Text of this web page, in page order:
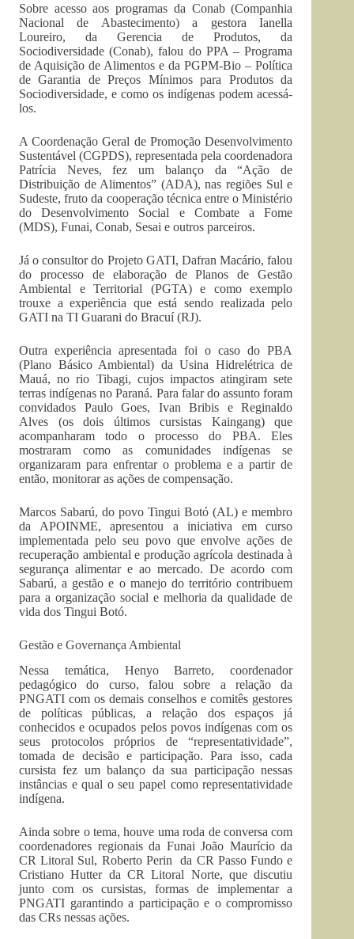
Sobre acesso aos programas da Conab (Companhia
Nacional de Abastecimento) a gestora Ianella
Loureiro, da Gerencia de Produtos, da
Sociodiversidade (Conab), falou do PPA – Programa
de Aquisição de Alimentos e da PGPM-Bio – Política
de Garantia de Preços Mínimos para Produtos da
Sociodiversidade, e como os indígenas podem acessá-
los.
A Coordenação Geral de Promoção Desenvolvimento
Sustentável (CGPDS), representada pela coordenadora
Patrícia Neves, fez um balanço da “Ação de
Distribuição de Alimentos” (ADA), nas regiões Sul e
Sudeste, fruto da cooperação técnica entre o Ministério
do Desenvolvimento Social e Combate a Fome
(MDS), Funai, Conab, Sesai e outros parceiros.
Já o consultor do Projeto GATI, Dafran Macário, falou
do processo de elaboração de Planos de Gestão
Ambiental e Territorial (PGTA) e como exemplo
trouxe a experiência que está sendo realizada pelo
GATI na TI Guarani do Bracuí (RJ).
Outra experiência apresentada foi o caso do PBA
(Plano Básico Ambiental) da Usina Hidrelétrica de
Mauá, no rio Tibagi, cujos impactos atingiram sete
terras indígenas no Paraná. Para falar do assunto foram
convidados Paulo Goes, Ivan Bribis e Reginaldo
Alves (os dois últimos cursistas Kaingang) que
acompanharam todo o processo do PBA. Eles
mostraram como as comunidades indígenas se
organizaram para enfrentar o problema e a partir de
então, monitorar as ações de compensação.
Marcos Sabarú, do povo Tingui Botó (AL) e membro
da APOINME, apresentou a iniciativa em curso
implementada pelo seu povo que envolve ações de
recuperação ambiental e produção agrícola destinada à
segurança alimentar e ao mercado. De acordo com
Sabarú, a gestão e o manejo do território contribuem
para a organização social e melhoria da qualidade de
vida dos Tingui Botó.
Gestão e Governança Ambiental
Nessa temática, Henyo Barreto, coordenador
pedagógico do curso, falou sobre a relação da
PNGATI com os demais conselhos e comitês gestores
de políticas públicas, a relação dos espaços já
conhecidos e ocupados pelos povos indígenas com os
seus protocolos próprios de “representatividade”,
tomada de decisão e participação. Para isso, cada
cursista fez um balanço da sua participação nessas
instâncias e qual o seu papel como representatividade
indígena.
Ainda sobre o tema, houve uma roda de conversa com
coordenadores regionais da Funai João Maurício da
CR Litoral Sul, Roberto Perin da CR Passo Fundo e
Cristiano Hutter da CR Litoral Norte, que discutiu
junto com os cursistas, formas de implementar a
PNGATI garantindo a participação e o compromisso
das CRs nessas ações.